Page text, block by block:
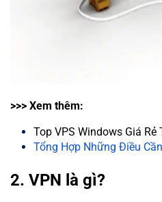
>>> Xem thêm:
Top VPS Windows Giá Rẻ
Tổng Hợp Những Điều
2. VPN là gì?